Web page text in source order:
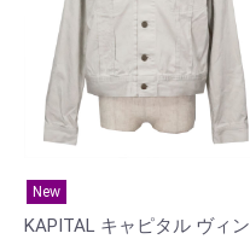
New
KAPITAL キャピタル ヴィン